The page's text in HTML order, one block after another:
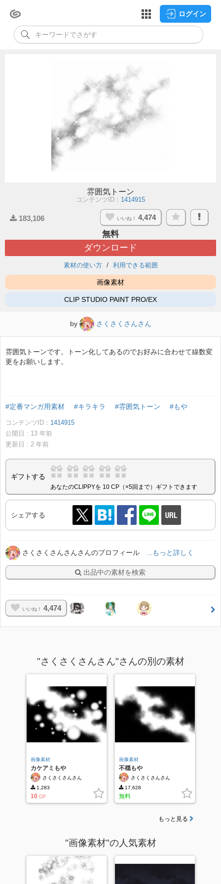
ログイン
雰囲気トーン
コンテンツID： 1414915
183,106 いいね！ 4,474
無料
ダウンロード
素材の使い方 利用できる範囲
画像素材
CLIP STUDIO PAINT PRO/EX
by さくさくさんさん
雰囲気トーンです。トーン化してあるのでお好みに合わせて線数変
更をお願いします。
#定番マンガ用素材 #キラキラ #雰囲気トーン #もや
コンテンツID： 1414915
公開日 : 13 年前
更新日 : 2 年前
ギフトする
あなたのCLIPPYを 10 CP（×5回まで）ギフトできます
シェアする
さくさくさんさんさんのプロフィール ...もっと詳しく
出品中の素材を検索
いいね！ 4,474
"さくさくさんさん"さんの別の素材
画像素材
カケアミもや
さくさくさんさん
1,283
10 CP
画像素材
不穏もや
さくさくさんさん
17,628
無料
もっと見る
"画像素材"の人気素材